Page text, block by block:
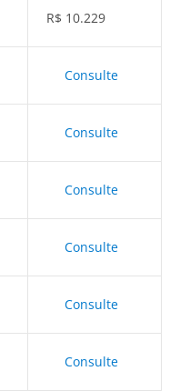
R$ 10.229
Consulte
Consulte
Consulte
Consulte
Consulte
Consulte